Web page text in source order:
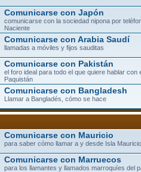
Comunicarse con Japón
comunicarse con la sociedad nipona por
Naciente
Comunicarse con Arabia Saudí
llamadas a móviles y fijos sauditas
Comunicarse con Pakistán
el foro ideal para todo el que quiere hablar con
Paquistán
Comunicarse con Bangladesh
Llamar a Bangladés, cómo se hace
Comunicarse con Mauricio
para saber cómo llamar a y desde Isla
Comunicarse con Marruecos
para los llamantes y llamados marroquíes del